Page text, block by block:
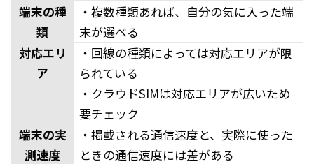
端末の種
類
・複数種類あれば、自分の気に入った端
末が選べる
対応エリ
ア
・回線の種類によっては対応エリアが限
られている
・クラウドSIMは対応エリアが広いため
要チェック
端末の実
測速度
・掲載される通信速度と、実際に使った
ときの通信速度には差がある